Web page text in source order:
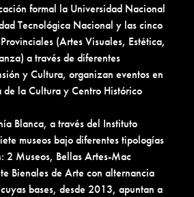
formal la Universidad Nacional
Tecnológica Nacional y las cinco
(Artes Visuales, Estética,
a través de diferentes
y Cultura, organizan eventos en
de la Cultura y Centro Histórico
Blanca, a través del Instituto
museos bajo diferentes tipologías
2 Museos, Bellas Artes-Mac
Bienales de Arte con alternancia
bases, desde 2013, apuntan a